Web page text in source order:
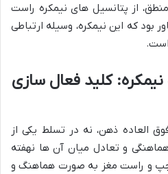
از پتانسیل های نیمکره راست
بود که این نیمکره، وسیله ارتباطی
است.
کلید فعال سازی
العاده ذهن، نه در تسلط یکی از
و تعادل میان آن ها نهفته
چپ و راست مغز به صورت هماهنگ و